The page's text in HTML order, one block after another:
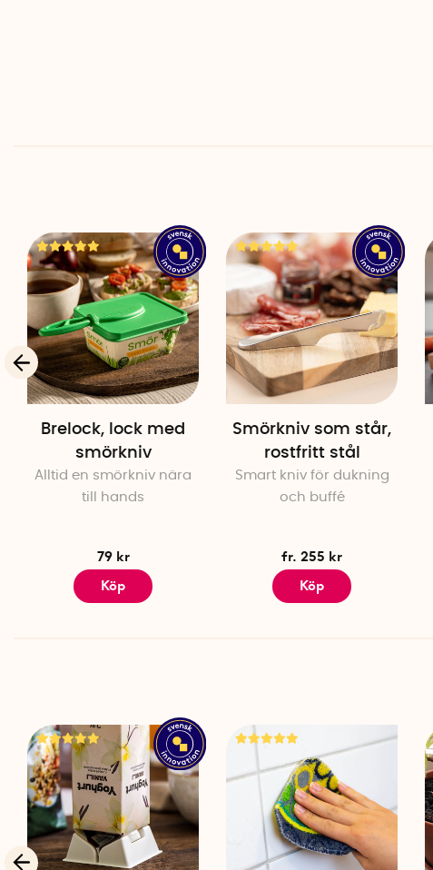
Brelock, lock med
smörkniv
Alltid en smörkniv nära
till hands
79 kr
Köp
Smörkniv som står,
rostfritt stål
Smart kniv för dukning
och buffé
fr. 255 kr
Köp